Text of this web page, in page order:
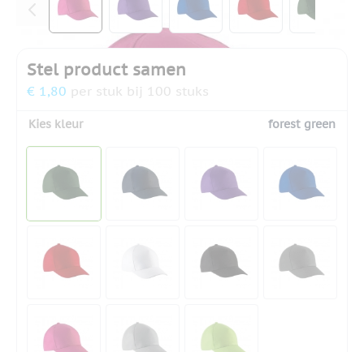
Stel product samen
€ 1,80 per stuk bij 100 stuks
Kies kleur forest green